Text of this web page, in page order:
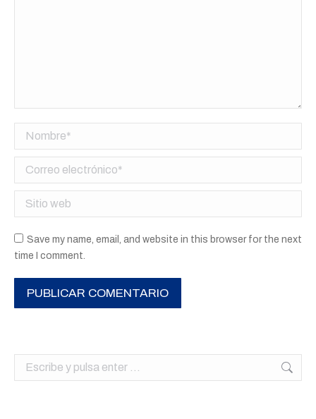
Nombre *
Correo electrónico *
Sitio web
Save my name, email, and website in this browser for the next
time I comment.
PUBLICAR COMENTARIO
Buscar: